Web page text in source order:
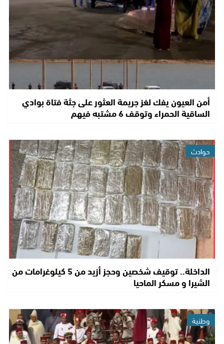
أمن العيون يفك لغز جريمة العثور على جثة فتاة بوادي
الساقية الحمراء وتوقف 6 مشتبه فيهم
حوادث
الداخلة.. توقيف شخصين وحجز أزيد من 5 كيلوغرامات من
الشيرا و مسكر الماحيا
وطنية